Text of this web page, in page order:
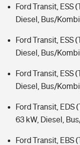
Ford Transit, ESS
Diesel, Bus/
Ford Transit, ESS
Diesel, Bus/
Ford Transit, ESS
Diesel, Bus/
Ford Transit, EDS
63 kW, Diesel,
Ford Transit, EBS